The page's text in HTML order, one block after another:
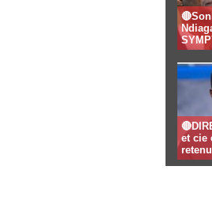
et cie